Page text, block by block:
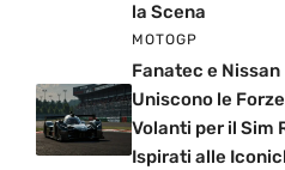
la Scena
MOTOGP
Fanatec e Nissan
Uniscono le
Volanti per il Sim
Ispirati alle